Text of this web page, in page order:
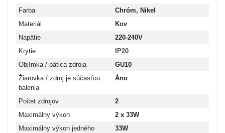
Farba
Chróm, Nikel
Materiál
Kov
Napätie
220-240V
Krytie
IP20
Objímka / pätica zdroja
GU10
Žiarovka / zdroj je súčasťou
balenia
Áno
Počet zdrojov
2
Maximálny výkon
2 x 33W
Maximálny výkon jedného
33W